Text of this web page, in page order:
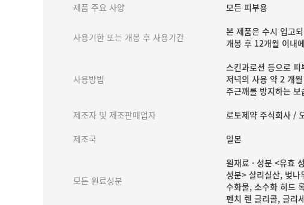
제품 주요 사양
모든 피부용
사용기한 또는 개봉 후 사용기간
본 제품은 수시 입고
개봉 후 12개월 이내
사용방법
스킨과로션 등으로
저녁의 사용 약 2 개
주근깨를 방지하는
제조자 및 제조판매업자
로토제약 주식회사 /
제조국
일본
모든 원료성분
원재료 · 성분 <유효
성분> 살리실산, 벚
수화물, 소수화 히드
펜치 렌 글리콜, 글리